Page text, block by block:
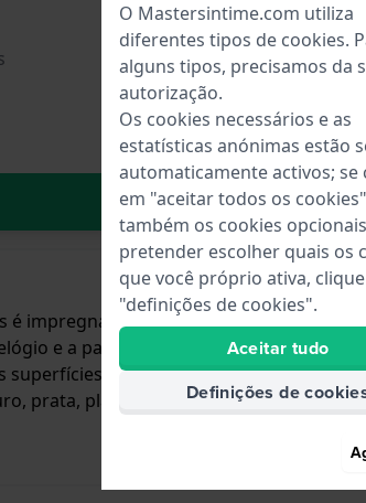
No
impregnado com um agente de
e a parte externa escura para polir.
superfícies mate).
prata, platina, aço inoxidável, acrílico,
O Mastersintime.com utiliza
diferentes tipos de cookies.
alguns tipos, precisamos da
autorização.
Os cookies necessários e as
estatísticas anónimas estão
automaticamente activos; se
em "aceitar todos os
também os cookies
pretender escolher quais os
que você próprio ativa,
"definições de cookies".
Aceitar tudo
Definições de